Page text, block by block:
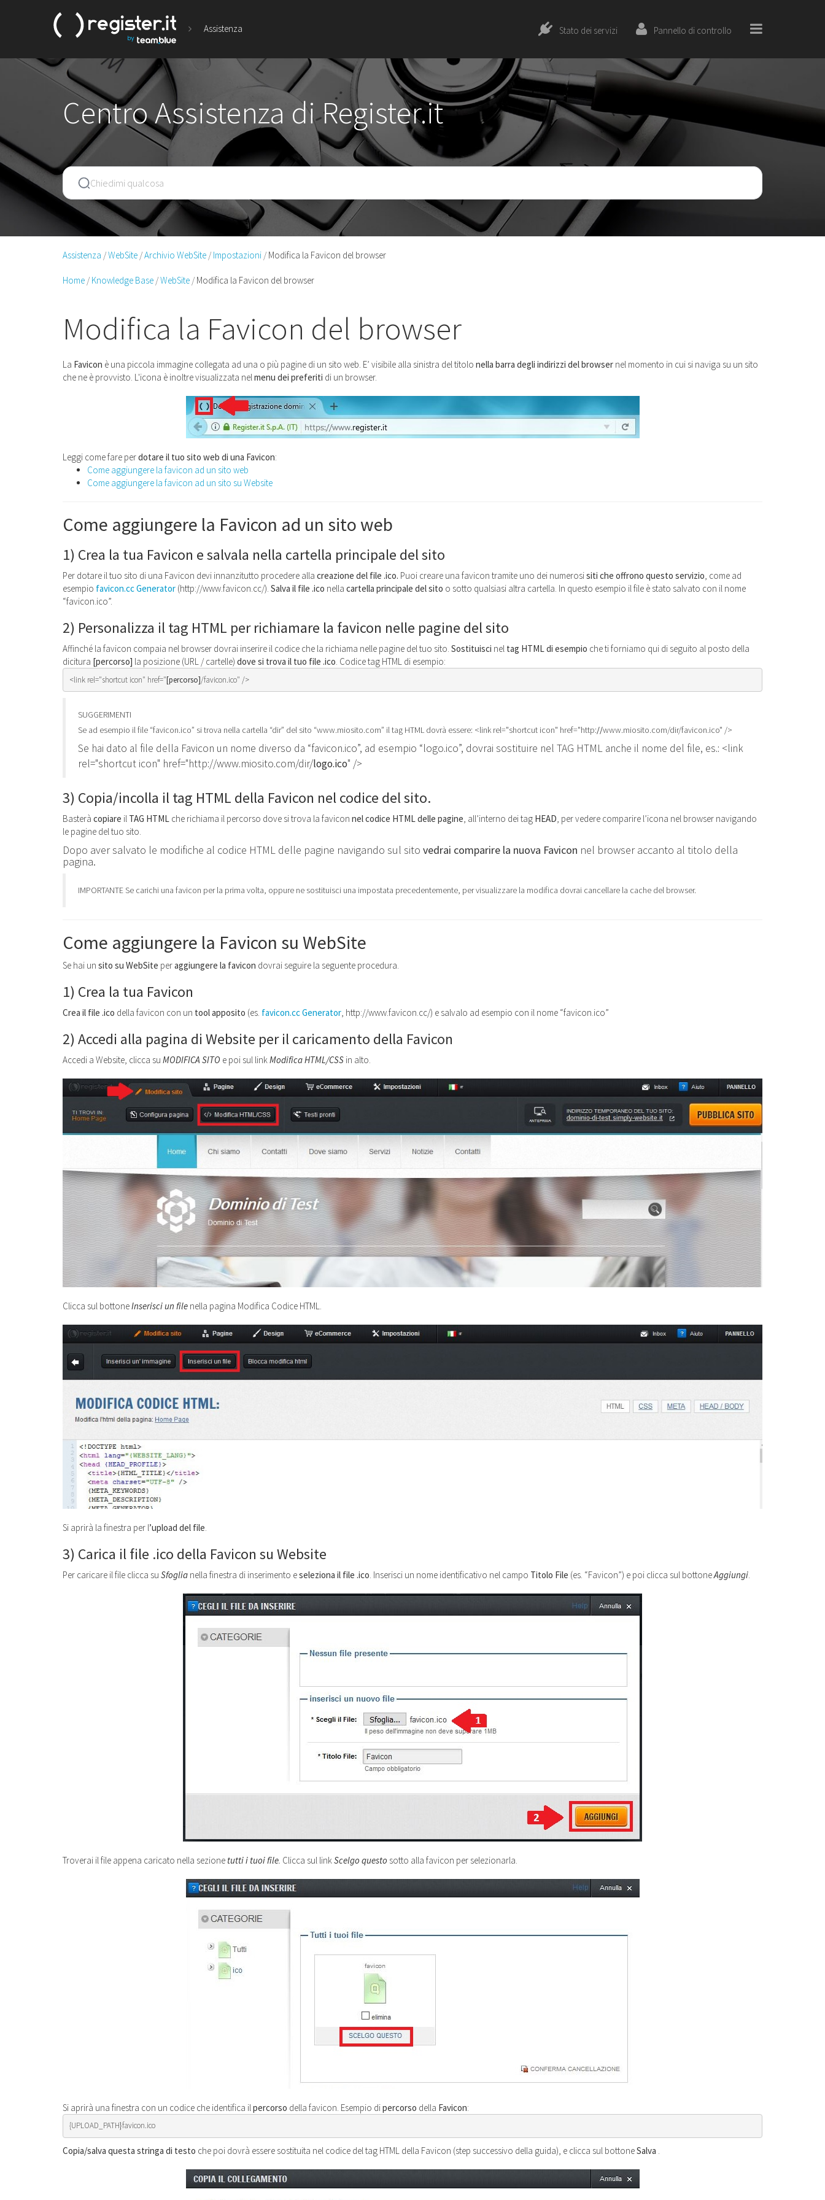
Assistenza Stato dei servizi Pannello di controllo
Centro Assistenza di Register.it
Assistenza WebSite Archivio WebSite Impostazioni Modifica la Favicon del browser
Home Knowledge Base WebSite Modifica la Favicon del browser
Modifica la Favicon del browser
La Favicon è una piccola immagine collegata ad una o più pagine di un sito web. E’ visibile alla sinistra del titolo nella barra degli indirizzi del browser nel momento in cui si naviga su un sito
che ne è provvisto. L'icona è inoltre visualizzata nelmenu dei preferiti di un browser.
Leggi come fare perdotare il tuo sito web di una Favicon:
Come aggiungere la favicon ad un sito web
Come aggiungere la favicon ad un sito su Website
Come aggiungere la Favicon ad un sito web
1) Crea la tua Favicon e salvala nella cartella principale del sito
Per dotare il tuo sito di una Favicon devi innanzitutto procedere alla creazione del file .ico. Puoi creare una favicon tramite uno dei numerosisiti che offrono questo servizio, come ad
esempio favicon.cc Generator (http://www.favicon.cc/). Salva il file .ico nella cartella principale del sito o sotto qualsiasi altra cartella. In questo esempio il file è stato salvato con il nome
“favicon.ico”.
2) Personalizza il tag HTML per richiamare la favicon nelle pagine del sito
Affinché la favicon compaia nel browser dovrai inserire il codice che la richiama nelle pagine del tuo sito. Sostituisci nel tag HTML di esempio che ti forniamo qui di seguito al posto della
dicitura [percorso] la posizione (URL / cartelle) dove si trova il tuo file .ico. Codice tag HTML di esempio:
<link rel="shortcut icon" href="[percorso]/favicon.ico" />
SUGGERIMENTI
Se ad esempio il file “favicon.ico” si trova nella cartella “dir” del sito “www.miosito.com” il tag HTML dovrà essere: <link rel="shortcut icon" href="http://www.miosito.com/dir/favicon.ico" />
Se hai dato al file della Favicon un nome diverso da “favicon.ico”, ad esempio “logo.ico”, dovrai sostituire nel TAG HTML anche il nome del file, es.: <link
rel="shortcut icon" href="http://www.miosito.com/dir/logo.ico" />
3) Copia/incolla il tag HTML della Favicon nel codice del sito.
Basterà copiare il TAG HTML che richiama il percorso dove si trova la favicon nel codice HTML delle pagine, all’interno dei tag HEAD, per vedere comparire l’icona nel browser navigando
le pagine del tuo sito.
Dopo aver salvato le modifiche al codice HTML delle pagine navigando sul sito vedrai comparire la nuova Favicon nel browser accanto al titolo della
pagina.
IMPORTANTE Se carichi una favicon per la prima volta, oppure ne sostituisci una impostata precedentemente, per visualizzare la modifica dovrai cancellare la cache del browser.
Come aggiungere la Favicon su WebSite
Se hai un sito su WebSite peraggiungere la favicon dovrai seguire la seguente procedura.
1) Crea la tua Favicon
Crea il file .ico della favicon con un tool apposito (es. favicon.cc Generator, http://www.favicon.cc/) e salvalo ad esempio con il nome “favicon.ico”
2) Accedi alla pagina di Website per il caricamento della Favicon
Accedi a Website, clicca su MODIFICA SITO e poi sul linkModifica HTML/CSS in alto.
Clicca sul bottoneInserisci un file nella pagina Modifica Codice HTML.
Si aprirà la finestra per l’upload del file.
3) Carica il file .ico della Favicon su Website
Per caricare il file clicca su Sfoglia nella finestra di inserimento eseleziona il file .ico. Inserisci un nome identificativo nel campo Titolo File (es. “Favicon”) e poi clicca sul bottoneAggiungi.
Troverai il file appena caricato nella sezione tutti i tuoi file. Clicca sul linkScelgo questo sotto alla favicon per selezionarla.
Si aprirà una finestra con un codice che identifica ilpercorso della favicon. Esempio dipercorso della Favicon:
{UPLOAD_PATH}favicon.ico
Copia/salva questa stringa di testo che poi dovrà essere sostituita nel codice del tag HTML della Favicon (step successivo della guida), e clicca sul bottoneSalva .